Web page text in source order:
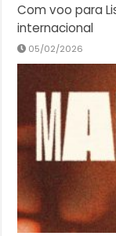
Com voo para
internacional
05/02/2026